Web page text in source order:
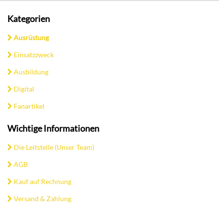
Kategorien
Ausrüstung
Einsatzzweck
Ausbildung
Digital
Fanartikel
Wichtige Informationen
Die Leitstelle (Unser Team)
AGB
Kauf auf Rechnung
Versand & Zahlung